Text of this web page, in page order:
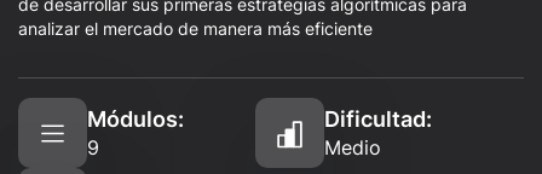
de desarrollar sus primeras estrategias algorítmicas para
analizar el mercado de manera más eficiente
Módulos:
9
Dificultad:
Medio